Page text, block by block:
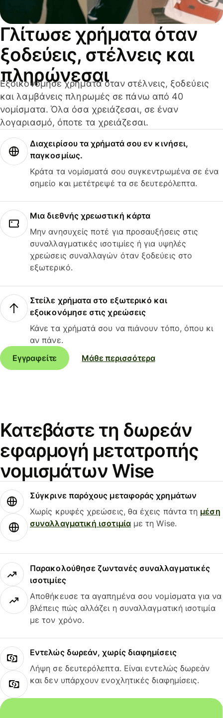
Γλίτωσε χρήματα όταν
ξοδεύεις, στέλνεις και
πληρώνεσαι
Εξοικονόμησε χρήματα όταν στέλνεις, ξοδεύεις
και λαμβάνεις πληρωμές σε πάνω από 40
νομίσματα. Όλα όσα χρειάζεσαι, σε έναν
λογαριασμό, όποτε τα χρειάζεσαι.
Διαχειρίσου τα χρήματά σου εν κινήσει,
παγκοσμίως.
Κράτα τα νομίσματά σου συγκεντρωμένα σε ένα
σημείο και μετέτρεψέ τα σε δευτερόλεπτα.
Μια διεθνής χρεωστική κάρτα
Μην ανησυχείς ποτέ για προσαυξήσεις στις
συναλλαγματικές ισοτιμίες ή για υψηλές
χρεώσεις συναλλαγών όταν ξοδεύεις στο
εξωτερικό.
Στείλε χρήματα στο εξωτερικό και
εξοικονόμησε στις χρεώσεις
Κάνε τα χρήματά σου να πιάνουν τόπο, όπου κι
αν πάνε.
Εγγραφείτε
Μάθε περισσότερα
Κατεβάστε τη δωρεάν
εφαρμογή μετατροπής
νομισμάτων Wise
Σύγκρινε παρόχους μεταφοράς χρημάτων
Χωρίς κρυφές χρεώσεις, θα έχεις πάντα τη μέση
συναλλαγματική ισοτιμίαμε τη Wise.
Παρακολούθησε ζωντανές συναλλαγματικές
ισοτιμίες
Αποθήκευσε τα αγαπημένα σου νομίσματα για να
βλέπεις πώς αλλάζει η συναλλαγματική ισοτιμία
με τον χρόνο.
Εντελώς δωρεάν, χωρίς διαφημίσεις
Λήψη σε δευτερόλεπτα. Είναι εντελώς δωρεάν
και δεν υπάρχουν ενοχλητικές διαφημίσεις.